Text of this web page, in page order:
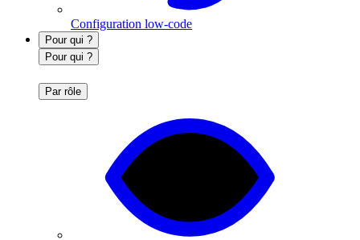
Configuration low-code
Pour qui ?
Pour qui ?
Par rôle